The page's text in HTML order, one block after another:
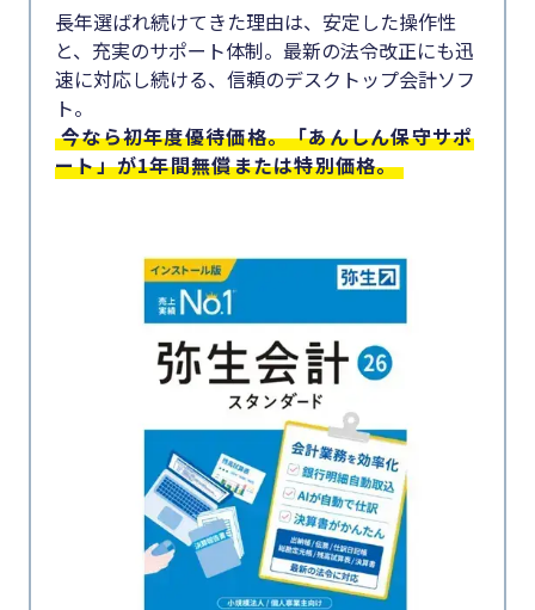
無料で会計ソフトを試す
長年選ばれ続けてきた理由は、安定した操作性
と、充実のサポート体制。最新の法令改正にも迅
速に対応し続ける、信頼のデスクトップ会計ソフ
ト。
今なら初年度優待価格。「あんしん保守サポ
ート」が1年間無償または特別価格。